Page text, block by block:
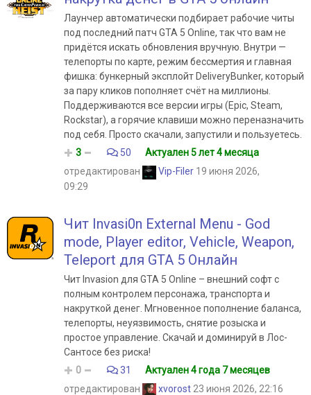
Лаунчер автоматически подбирает рабочие читы
под последний патч GTA 5 Online, так что вам не
придётся искать обновления вручную. Внутри —
телепорты по карте, режим бессмертия и главная
фишка: бункерный эксплойт DeliveryBunker, который
за пару кликов пополняет счёт на миллионы.
Поддерживаются все версии игры (Epic, Steam,
Rockstar), а горячие клавиши можно переназначить
под себя. Просто скачали, запустили и пользуетесь.
3
50
Актуален 5 лет 4 месяца
отредактирован
Vip-Filer 19 июня 2026,
09:29
Чит Invasi0n External Menu - God
mode, Player editor, Vehicle, Weapon,
Teleport для GTA 5 Онлайн
Чит Invasion для GTA 5 Online – внешний софт с
полным контролем персонажа, транспорта и
накруткой денег. Мгновенное пополнение баланса,
телепорты, неуязвимость, снятие розыска и
простое управление. Скачай и доминируй в Лос-
Сантосе без риска!
0
31
Актуален 4 года 7 месяцев
отредактирован
xvorost 23 июня 2026, 22:16